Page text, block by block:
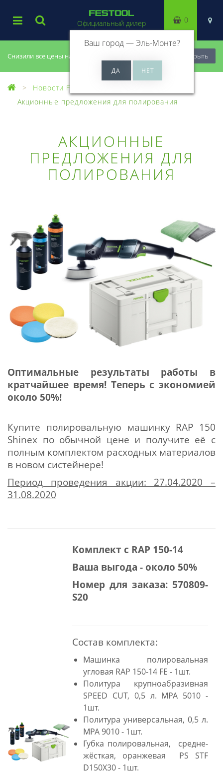
Снизили все цены на 20%, успей купить! Закрыть
Официальный дилер
Ваш город —Эль-Монте?
0
Новости Festool
Акционные предложения для полирования
АКЦИОННЫЕ
ПРЕДЛОЖЕНИЯ ДЛЯ
ПОЛИРОВАНИЯ
Оптимальные результаты работы в
кратчайшее время! Теперь с экономией
около 50%!
Купите полировальную машинку RAP 150
Shinex по обычной цене и получите её с
полным комплектом расходных материалов
в новом систейнере!
Период проведения акции: 27.04.2020 –
31.08.2020
Комплект с RAP 150-14
Ваша выгода - около 50%
Номер для заказа: 570809-
S20
Состав комплекта:
Машинка полировальная
угловая RAP 150-14 FE - 1шт.
Политура крупноабразивная
SPEED CUT, 0,5 л. MPA 5010 -
1шт.
Политура универсальная, 0,5 л.
MPA 9010 - 1шт.
Губка полировальная, средне-
жёсткая, оранжевая PS STF
D150X30 - 1шт.